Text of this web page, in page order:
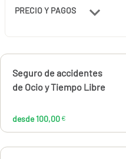
PRECIO Y PAGOS
Calcúlalo ahora
Seguro de accidentes
de Ocio y Tiempo Libre
desde 100,00 €